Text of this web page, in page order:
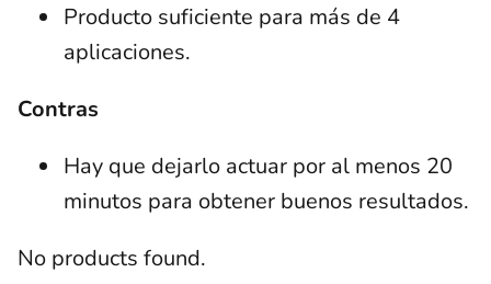
Producto suficiente para más de 4
aplicaciones.
Contras
Hay que dejarlo actuar por al menos 20
minutos para obtener buenos resultados.
No products found.